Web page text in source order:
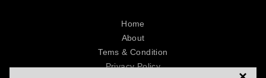
Home
About
Tems & Condition
Privacy Policy